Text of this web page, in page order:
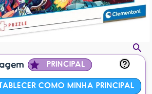
PRINCIPAL
COMO MINHA PRINCIPAL